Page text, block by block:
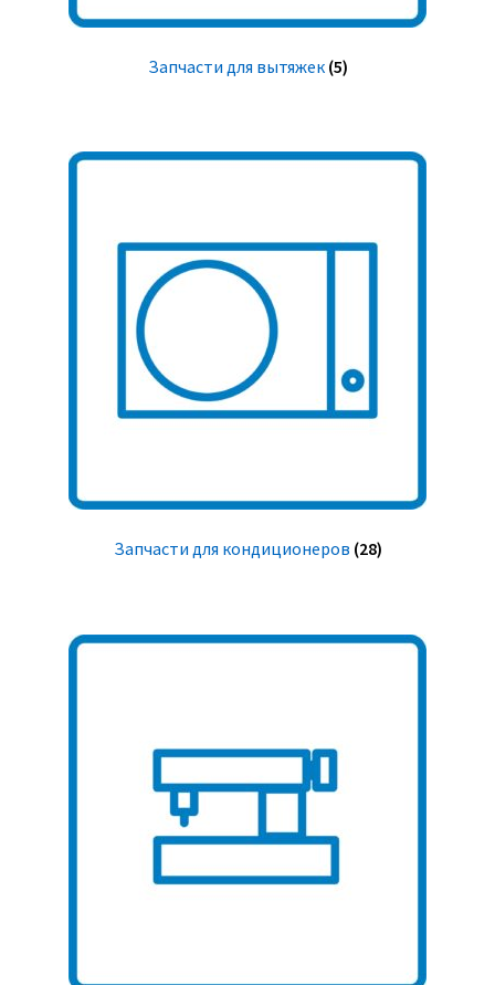
Запчасти для вытяжек (5)
Запчасти для кондиционеров (28)